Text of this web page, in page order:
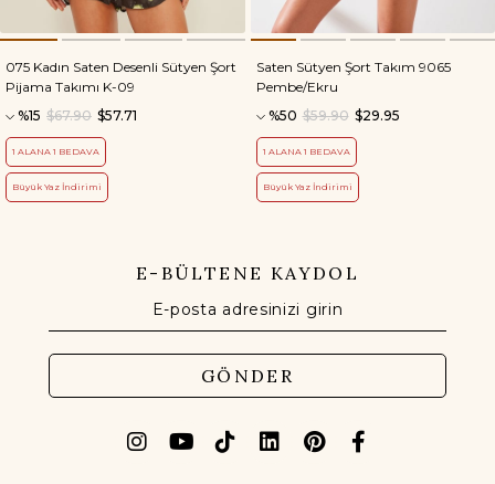
075 Kadın Saten Desenli Sütyen Şort
Pijama Takımı K-09
%15
$57.71
$67.90
1 ALANA 1 BEDAVA
Büyük Yaz İndirimi
Saten Sütyen Şort Takım 9065
Pembe/Ekru
%50
$29.95
$59.90
1 ALANA 1 BEDAVA
Büyük Yaz İndirimi
E-BÜLTENE KAYDOL
GÖNDER